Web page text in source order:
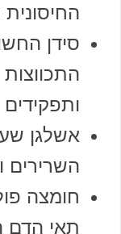
החיסונית
סידן
התכווצות
ותפקידים
אשלגן
השרירים
חומצה
תאי הדם